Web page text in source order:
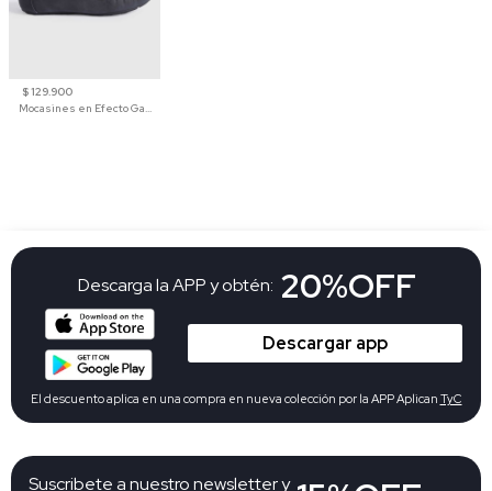
$ 129.900
Mocasines en Efecto Gamuzado Para Mujer
Suscribete a nuestro newsletter y
Descarga la APP y obtén: 20%OFF
Descargar app
El descuento aplica en una compra en nueva colección por la APP Aplican TyC